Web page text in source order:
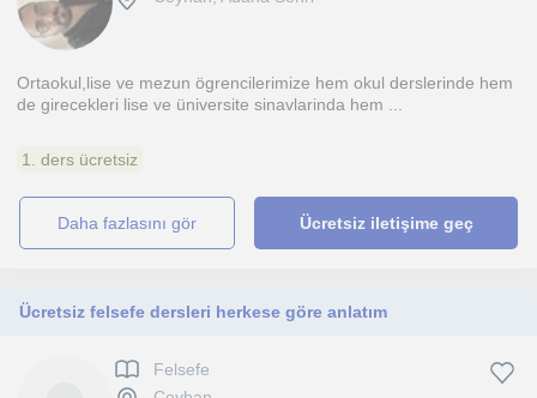
Ortaokul,lise ve mezun ögrencilerimize hem okul derslerinde hem
de girecekleri lise ve üniversite sinavlarinda hem ...
1. ders ücretsiz
daha fazlasını gör Ücretsiz iletişime geç
Ücretsiz felsefe dersleri herkese göre anlatım
Felsefe